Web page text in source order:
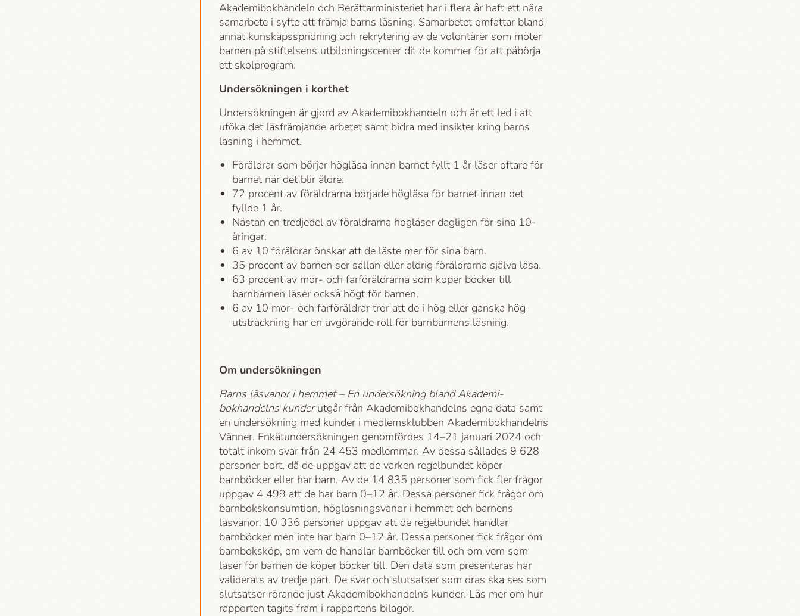
Akademi­bokhandeln och Berättar­ministeriet har i flera år haft ett nära
samarbete i syfte att främja barns läsning. Samarbetet omfattar bland
annat kunskapsspridning och rekrytering av de volontärer som möter
barnen på stiftelsens utbildningscenter dit de kommer för att påbörja
ett skolprogram.
Undersökningen i korthet
Undersökningen är gjord av Akademi­bokhandeln och är ett led i att
utöka det läsfrämjande arbetet samt bidra med insikter kring barns
läsning i hemmet.
Föräldrar som börjar högläsa innan barnet fyllt 1 år läser oftare för
barnet när det blir äldre.
72 procent av föräldrarna började högläsa för barnet innan det
fyllde 1 år.
Nästan en tredjedel av föräldrarna högläser dagligen för sina 10-
åringar.
6 av 10 föräldrar önskar att de läste mer för sina barn.
35 procent av barnen ser sällan eller aldrig föräldrarna själva läsa.
63 procent av mor- och farföräldrarna som köper böcker till
barnbarnen läser också högt för barnen.
6 av 10 mor- och farföräldrar tror att de i hög eller ganska hög
utsträckning har en avgörande roll för barnbarnens läsning.
Om undersökningen
Barns läsvanor i hemmet – En undersökning bland Akademi­
bokhandelns kunderutgår från Akademi­bokhandelns egna data samt
en undersökning med kunder i medlemsklubben Akademi­bokhandelns
Vänner. Enkätundersökningen genomfördes 14–21 januari 2024 och
totalt inkom svar från 24 453 medlemmar. Av dessa sållades 9 628
personer bort, då de uppgav att de varken regelbundet köper
barnböcker eller har barn. Av de 14 835 personer som fick fler frågor
uppgav 4 499 att de har barn 0–12 år. Dessa personer fick frågor om
barnbokskonsumtion, högläsningsvanor i hemmet och barnens
läsvanor. 10 336 personer uppgav att de regelbundet handlar
barnböcker men inte har barn 0–12 år. Dessa personer fick frågor om
barnboksköp, om vem de handlar barnböcker till och om vem som
läser för barnen de köper böcker till. Den data som presenteras har
validerats av tredje part. De svar och slutsatser som dras ska ses som
slutsatser rörande just Akademi­bokhandelns kunder. Läs mer om hur
rapporten tagits fram i rapportens bilagor.